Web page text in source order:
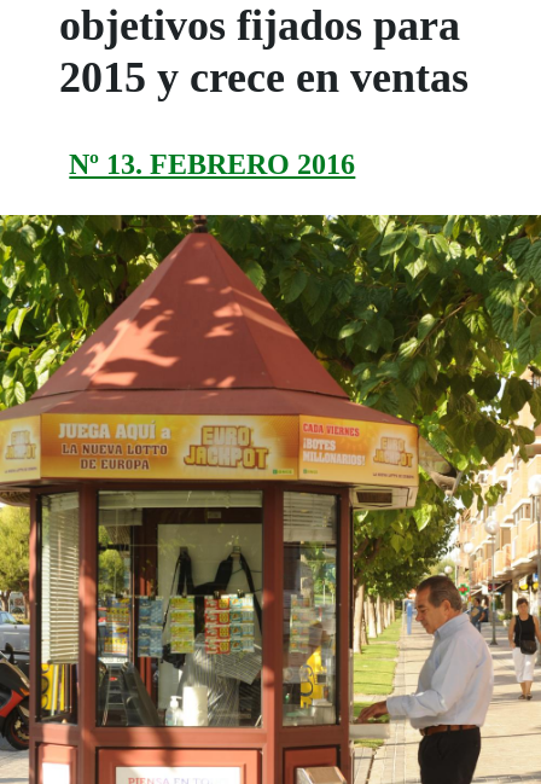
objetivos fijados para
2015 y crece en ventas
Nº 13. FEBRERO 2016